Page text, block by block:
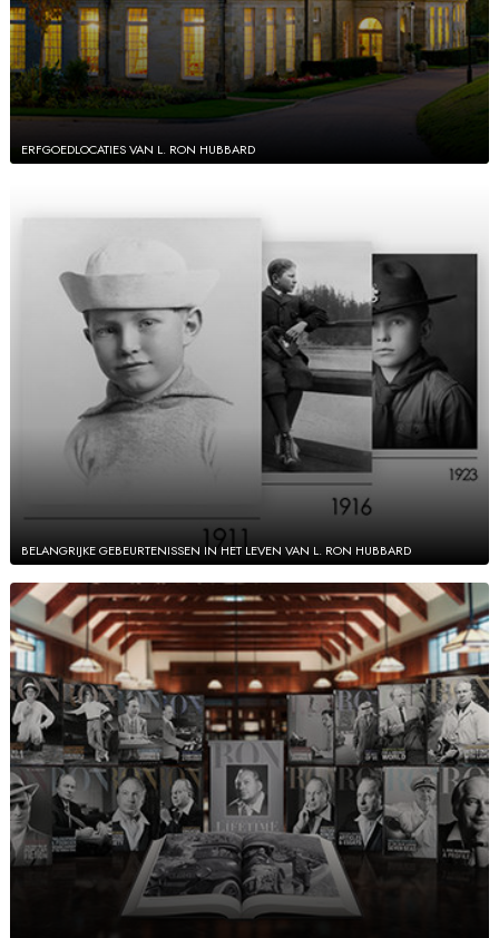
ERFGOEDLOCATIES VAN L. RON HUBBARD
BELANGRIJKE GEBEURTENISSEN IN HET LEVEN VAN L. RON HUBBARD